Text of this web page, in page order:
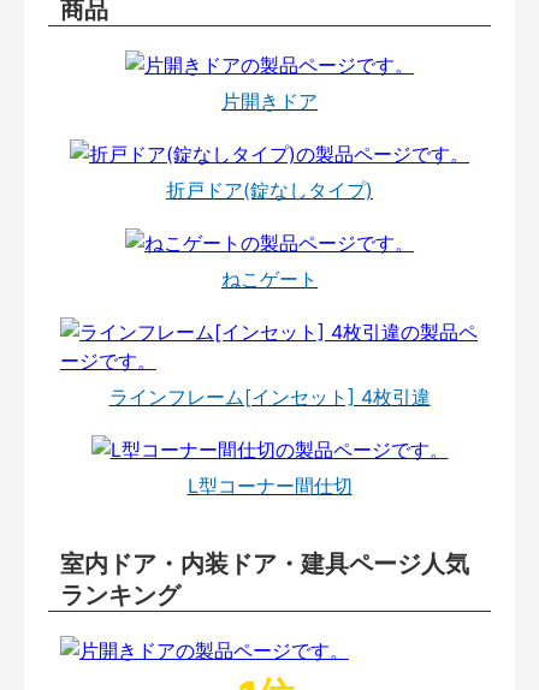
商品
片開きドア
折戸ドア(錠なしタイプ)
ねこゲート
ラインフレーム[インセット] 4枚引違
L型コーナー間仕切
室内ドア・内装ドア・建具ページ人気
ランキング